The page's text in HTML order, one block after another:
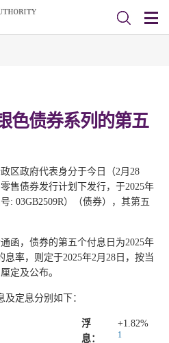
色债券系列的第五
区政府代表身分于今日（2月28
售债券发行计划下发行，于2025年
: 03GB2509R）（债券），其第五
函，债券的第五个付息日为2025年
率，则定于2025年2月28日，按当
定及公布。
及定息分别如下：
浮
息：
+1.82%
1